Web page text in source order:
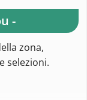
-
zona,
selezioni.